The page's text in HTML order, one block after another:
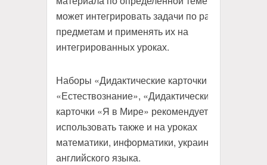
может интегрировать задачи по различным
предметам и применять их на
интегрированных уроках.
Наборы «Дидактические карточки
«Естествознание», «Дидактические
карточки «Я в Мире» рекомендуется
использовать также и на уроках
математики, информатики, украинского и
английского языка.